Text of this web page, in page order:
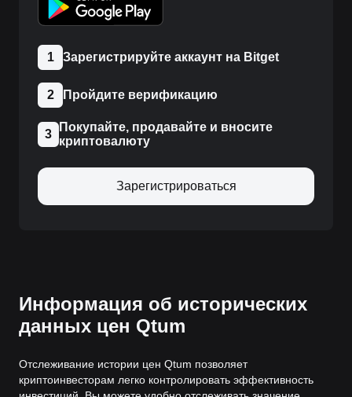
1 Зарегистрируйте аккаунт на Bitget
2 Пройдите верификацию
3
Покупайте, продавайте и вносите
криптовалюту
Зарегистрироваться
Информация об исторических
данных цен Qtum
Отслеживание истории цен Qtum позволяет
криптоинвесторам легко контролировать эффективность